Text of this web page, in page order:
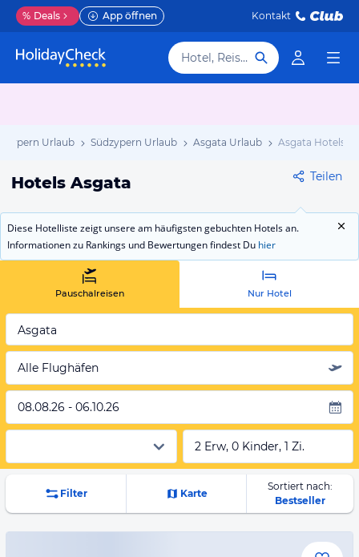
% Deals App öffnen Kontakt
Hotel, Reiseziel
Zypern Urlaub Südzypern Urlaub Asgata Urlaub Asgata Hotels
Hotels Asgata Teilen
Diese Hotelliste zeigt unsere am häufigsten gebuchten Hotels an.
Informationen zu Rankings und Bewertungen findest Du hier
Pauschalreisen Nur Hotel
Asgata
Alle Flughäfen
08.08.26 - 06.10.26
2 Erw, 0 Kinder, 1 Zi.
Filter Karte
Sortiert nach:
Bestseller